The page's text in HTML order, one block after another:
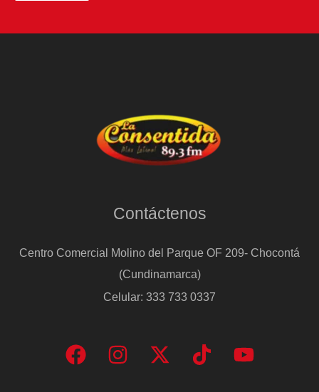
Contáctenos
Centro Comercial Molino del Parque OF 209- Chocontá
(Cundinamarca)
Celular: 333 733 0337